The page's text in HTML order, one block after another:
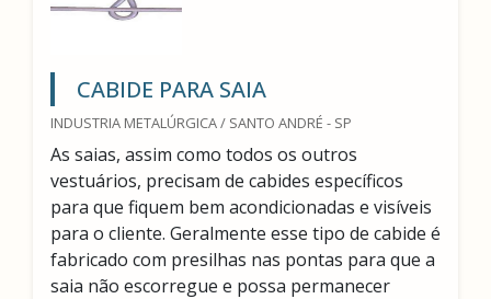
CABIDE PARA SAIA
INDUSTRIA METALÚRGICA / SANTO ANDRÉ - SP
As saias, assim como todos os outros
vestuários, precisam de cabides específicos
para que fiquem bem acondicionadas e visíveis
para o cliente. Geralmente esse tipo de cabide é
fabricado com presilhas nas pontas para que a
saia não escorregue e possa permanecer